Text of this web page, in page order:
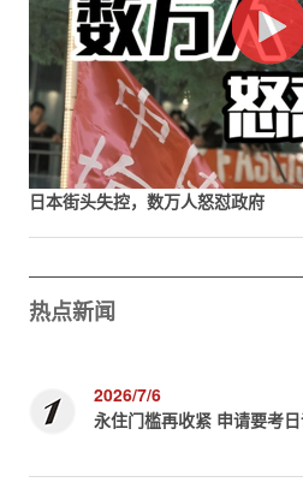
日本街头失控，数万人怒怼政府
热点新闻
2026/7/6
永住门槛再收紧 申请要考